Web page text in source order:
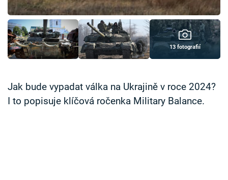
Přihlášení
13 fotografií
Jak bude vypadat válka na Ukrajině v roce 2024?
I to popisuje klíčová ročenka Military Balance.